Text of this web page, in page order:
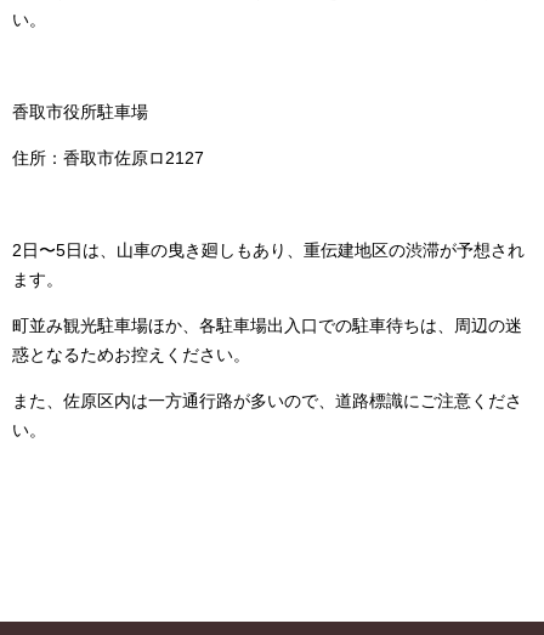
い。
香取市役所駐車場
住所：香取市佐原ロ2127
2日〜5日は、山車の曳き廻しもあり、重伝建地区の渋滞が予想され
ます。
町並み観光駐車場ほか、各駐車場出入口での駐車待ちは、周辺の迷
惑となるためお控えください。
また、佐原区内は一方通行路が多いので、道路標識にご注意くださ
い。